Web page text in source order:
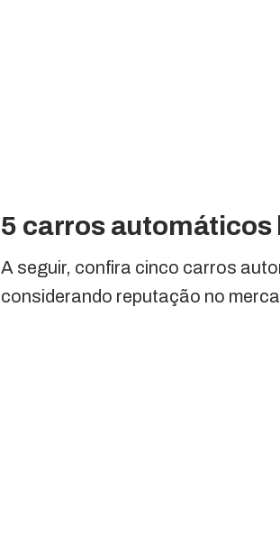
5 carros automáticos
A seguir, confira cinco carros
considerando reputação no